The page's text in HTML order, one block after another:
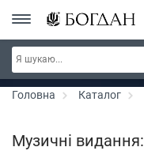
Серія "Чейзіана" ~
Головна Каталог
Музичні